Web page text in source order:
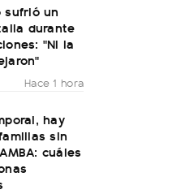
sufrió un
durante
"Ni la
Hace 1 hora
hay
sin
cuáles